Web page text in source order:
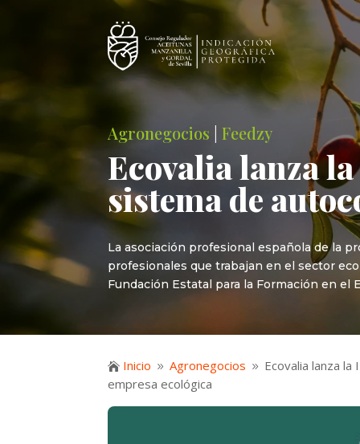
Agronegocios |Feedzy
Ecovalia lanza
sistema de
La asociación profesional española de la
profesionales que trabajan en el sector
Fundación Estatal para la Formación en el
 Inicio 9 Agronegocios 9 Ecovalia lanza
empresa ecológica